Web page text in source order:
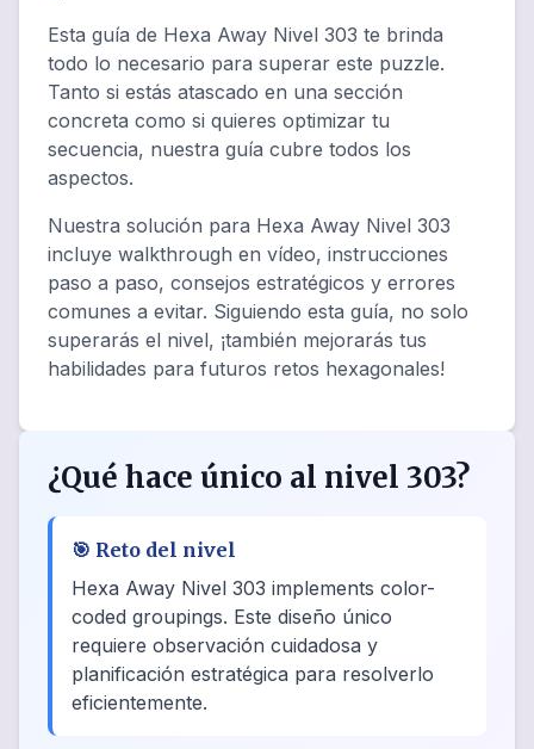
Esta guía de Hexa Away Nivel 303 te brinda
todo lo necesario para superar este puzzle.
Tanto si estás atascado en una sección
concreta como si quieres optimizar tu
secuencia, nuestra guía cubre todos los
aspectos.
Nuestra solución para Hexa Away Nivel 303
incluye walkthrough en vídeo, instrucciones
paso a paso, consejos estratégicos y errores
comunes a evitar. Siguiendo esta guía, no solo
superarás el nivel, ¡también mejorarás tus
habilidades para futuros retos hexagonales!
¿Qué hace único al nivel 303?
🎯 Reto del nivel
Hexa Away Nivel 303 implements color-
coded groupings. Este diseño único
requiere observación cuidadosa y
planificación estratégica para resolverlo
eficientemente.